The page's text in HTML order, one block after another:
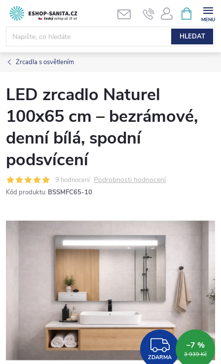
Přejít
obsah
HLEDAT
NÁKUPNÍ
KOŠÍK
Zrcadla s osvětlením
LED zrcadlo Naturel
100x65 cm – bezrámové,
denní bílá, spodní
podsvícení
9 hodnocení Podrobnosti hodnocení
Kód produktu: BSSMFC65-10
ZDARMA 3 939 Kč
–7 %